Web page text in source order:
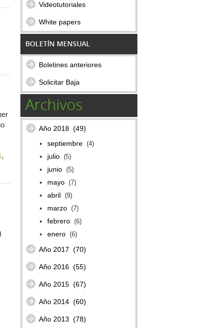
,
Videotutoriales
White papers
BOLETÍN MENSUAL
Boletines anteriores
Solicitar Baja
Archivos
Año 2018 (49)
septiembre (4)
julio (5)
junio (5)
mayo (7)
abril (9)
marzo (7)
febrero (6)
enero (6)
Año 2017 (70)
Año 2016 (55)
Año 2015 (67)
Año 2014 (60)
Año 2013 (78)